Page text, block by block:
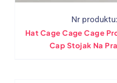
Nr
Hat Cage Cage Cage
Cap Stojak Na